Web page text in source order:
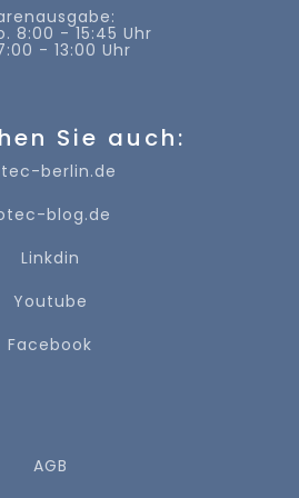
8:00 - 15:45 Uhr
- 13:00 Uhr
Sie auch:
berlin.de
blog.de
Linkdin
Youtube
Facebook
AGB